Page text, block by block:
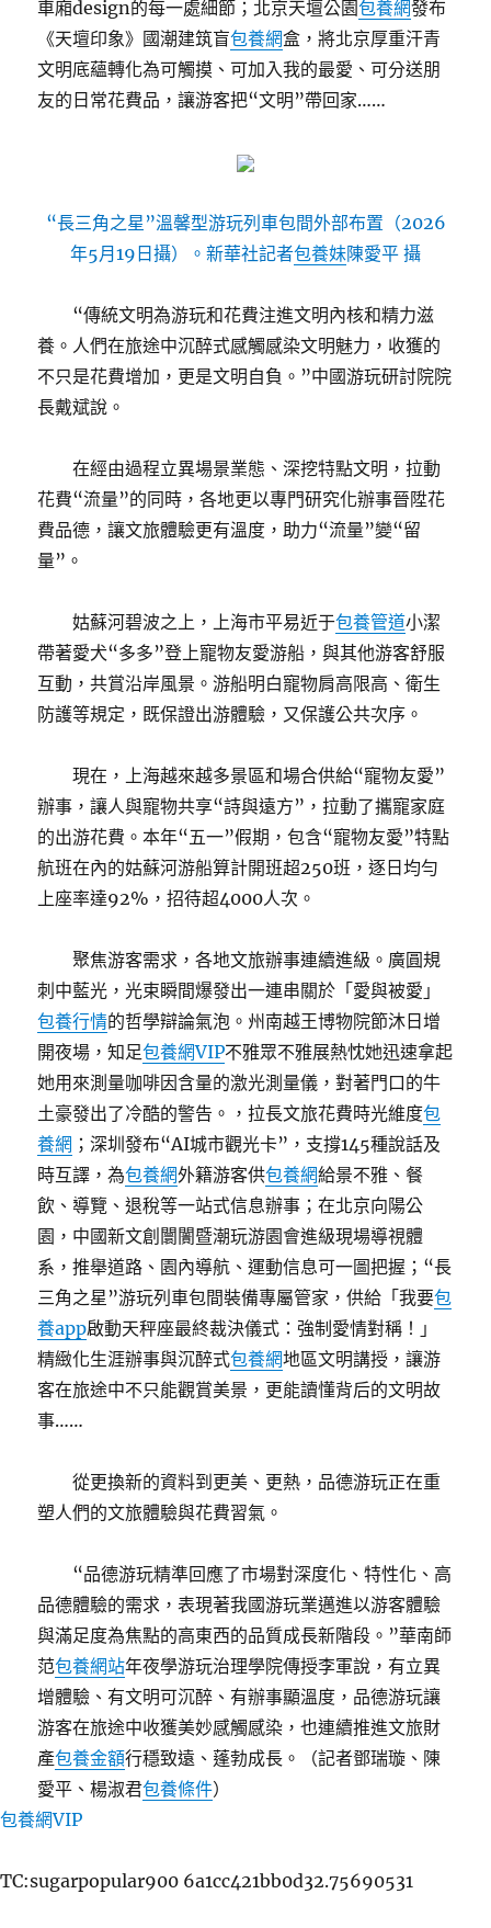
車廂design的每一處細節；北京天壇公園包養網發布
《天壇印象》國潮建筑盲包養網盒，將北京厚重汗青
文明底蘊轉化為可觸摸、可加入我的最愛、可分送朋
友的日常花費品，讓游客把“文明”帶回家……
“長三角之星”溫馨型游玩列車包間外部布置（2026
年5月19日攝）。新華社記者包養妹陳愛平 攝
“傳統文明為游玩和花費注進文明內核和精力滋
養。人們在旅途中沉醉式感觸感染文明魅力，收獲的
不只是花費增加，更是文明自負。”中國游玩研討院院
長戴斌說。
在經由過程立異場景業態、深挖特點文明，拉動
花費“流量”的同時，各地更以專門研究化辦事晉陞花
費品德，讓文旅體驗更有溫度，助力“流量”變“留
量”。
姑蘇河碧波之上，上海市平易近于包養管道小潔
帶著愛犬“多多”登上寵物友愛游船，與其他游客舒服
互動，共賞沿岸風景。游船明白寵物肩高限高、衛生
防護等規定，既保證出游體驗，又保護公共次序。
現在，上海越來越多景區和場合供給“寵物友愛”
辦事，讓人與寵物共享“詩與遠方”，拉動了攜寵家庭
的出游花費。本年“五一”假期，包含“寵物友愛”特點
航班在內的姑蘇河游船算計開班超250班，逐日均勻
上座率達92%，招待超4000人次。
聚焦游客需求，各地文旅辦事連續進級。廣圓規
刺中藍光，光束瞬間爆發出一連串關於「愛與被愛」
包養行情的哲學辯論氣泡。州南越王博物院節沐日增
開夜場，知足包養網VIP不雅眾不雅展熱忱她迅速拿起
她用來測量咖啡因含量的激光測量儀，對著門口的牛
土豪發出了冷酷的警告。，拉長文旅花費時光維度包
養網 ；深圳發布“AI城市觀光卡”，支撐145種說話及
時互譯，為包養網外籍游客供包養網給景不雅、餐
飲、導覽、退稅等一站式信息辦事；在北京向陽公
園，中國新文創闤闠暨潮玩游園會進級現場導視體
系，推舉道路、園內導航、運動信息可一圖把握；“長
三角之星”游玩列車包間裝備專屬管家，供給「我要包
養app啟動天秤座最終裁決儀式：強制愛情對稱！」
精緻化生涯辦事與沉醉式包養網地區文明講授，讓游
客在旅途中不只能觀賞美景，更能讀懂背后的文明故
事……
從更換新的資料到更美、更熱，品德游玩正在重
塑人們的文旅體驗與花費習氣。
“品德游玩精準回應了市場對深度化、特性化、高
品德體驗的需求，表現著我國游玩業邁進以游客體驗
與滿足度為焦點的高東西的品質成長新階段。”華南師
范包養網站年夜學游玩治理學院傳授李軍說，有立異
增體驗、有文明可沉醉、有辦事顯溫度，品德游玩讓
游客在旅途中收獲美妙感觸感染，也連續推進文旅財
產包養金額行穩致遠、蓬勃成長。（記者鄧瑞璇、陳
愛平、楊淑君包養條件）
包養網VIP
TC:sugarpopular900 6a1cc421bb0d32.75690531